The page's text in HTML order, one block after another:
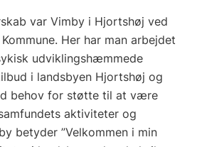
var Vimby i Hjortshøj ved
Her har man arbejdet
udviklingshæmmede
i landsbyen Hjortshøj og
behov for støtte til at være
aktiviteter og
betyder ”Velkommen i min